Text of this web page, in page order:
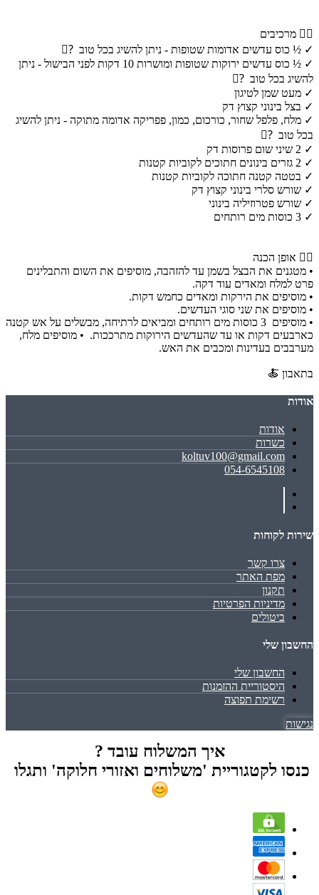
👈🏼 מרכיבים
✓ ½ כוס עדשים אדומות שטופות - ניתן להשיג בכל טוב ?🏼
✓ ½ כוס עדשים ירוקות שטופות ומושרות 10 דקות לפני הבישול - ניתן
להשיג בכל טוב ?🏼
✓ מעט שמן לטיגון
✓ בצל בינוני קצוץ דק
✓ מלח, פלפל שחור, כורכום, כמון, פפריקה אדומה מתוקה - ניתן להשיג
בכל טוב ?🏼
✓ 2 שיני שום פרוסות דק
✓ 2 גזרים בינונים חתוכים לקוביות קטנות
✓ בטטה קטנה חתוכה לקוביות קטנות
✓ שורש סלרי בינוני קצוץ דק
✓ שורש פטרוזיליה בינוני
✓ 3 כוסות מים רותחים
👈🏼 אופן הכנה
• מטגנים את הבצל בשמן עד להזהבה, מוסיפים את השום והתבלינים
פרט למלח ומאדים עוד דקה.
• מוסיפים את הירקות ומאדים כחמש דקות.
• מוסיפים את שני סוגי העדשים.
• מוסיפים 3 כוסות מים רותחים ומביאים לרתיחה, מבשלים על אש קטנה
כארבעים דקות או עד שהעדשים הירוקות מתרככות. • מוסיפים מלח,
מערבבים בעדינות ומכבים את האש.
בתאבון 🍝
אודות
אודות
כשרות
koltuv100@gmail.com
054-6545108
שירות לקוחות
צרו קשר
מפת האתר
תקנון
מדיניות הפרטיות
ביטולים
החשבון שלי
החשבון שלי
היסטוריית ההזמנות
רשימת תפוצה
נגישות
איך המשלוח עובד ?
כנסו לקטגוריית 'משלוחים ואזורי חלוקה' ותגלו